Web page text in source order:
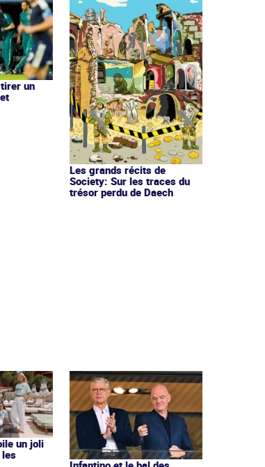
un
Les grands récits de
Society: Sur les traces du
trésor perdu de Daech
un joli